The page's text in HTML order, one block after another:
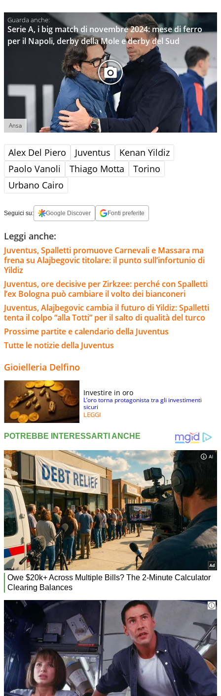
Serie A, i big match di novembre 2024: mese di ferro
per il Napoli, derby della Mole e derby del Sud
Ansa
Alex Del Piero Juventus
Kenan Yildiz
Paolo Vanoli
Thiago Motta
Torino
Urbano Cairo
Seguici su: Google Discover Fonti preferite
Leggi anche:
Juventus, Spalletti promuove Carnevali e Massara ma
frena su Alajbegovic titolare: il punto sull’infortunio di
Yildiz
Juventus, ore decisive per Zirkzee: perché con Spalletti
l’ex Bologna può cambiare il volto dei bianconeri
Juventus, Alajbegovic cambia il futuro di Yildiz: Spalletti
tenta il colpo “alla Totti” per il salto di qualità del turco
Prossime partite e calendario della Juventus
Tutte le notizie della Juventus
Gioielleria Delfino
Investire in oro
L’oro torna protagonista tra gli investimenti
sicuri
LEGGI